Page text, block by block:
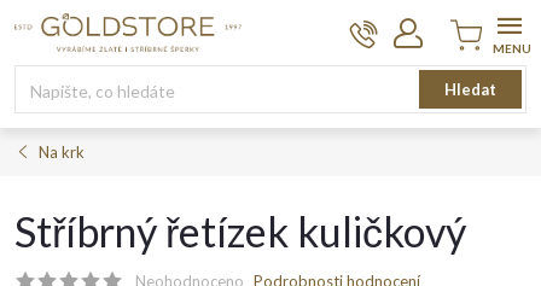
Hledat
Nákupní
košík
Na krk
Stříbrný řetízek kuličkový
Neohodnoceno Podrobnosti hodnocení